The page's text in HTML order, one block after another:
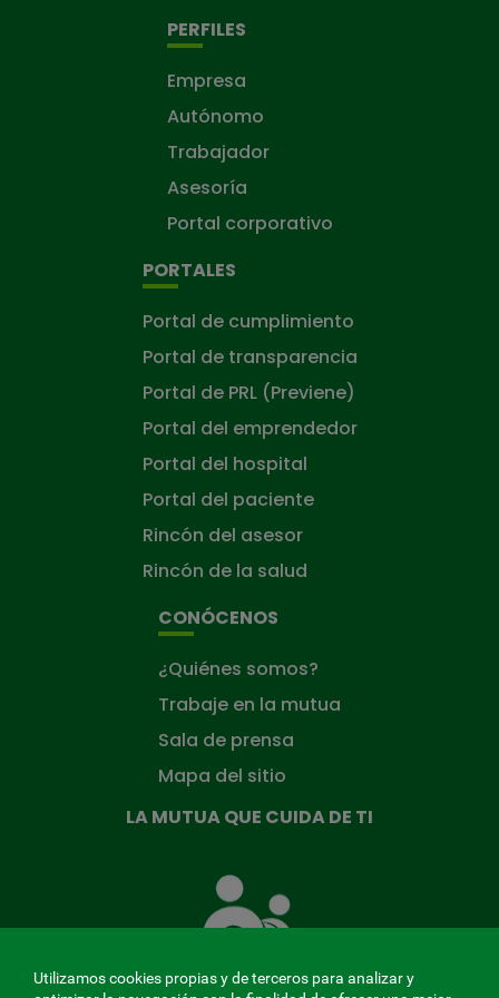
PERFILES
Empresa
Autónomo
Trabajador
Asesoría
Portal corporativo
PORTALES
Portal de cumplimiento
Portal de transparencia
Portal de PRL (Previene)
Portal del emprendedor
Portal del hospital
Portal del paciente
Rincón del asesor
Rincón de la salud
CONÓCENOS
¿Quiénes somos?
Trabaje en la mutua
Sala de prensa
Mapa del sitio
LA MUTUA QUE CUIDA DE TI
Mutua
que
ti
Utilizamos cookies propias y de terceros para analizar y